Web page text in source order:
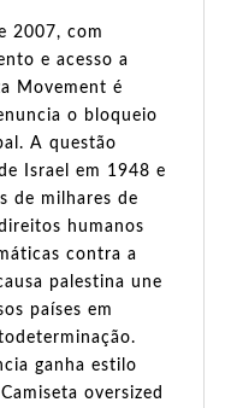
2007, com
e acesso a
Movement é
o bloqueio
A questão
Israel em 1948 e
de milhares de
humanos
contra a
palestina une
países em
ganha estilo
oversized